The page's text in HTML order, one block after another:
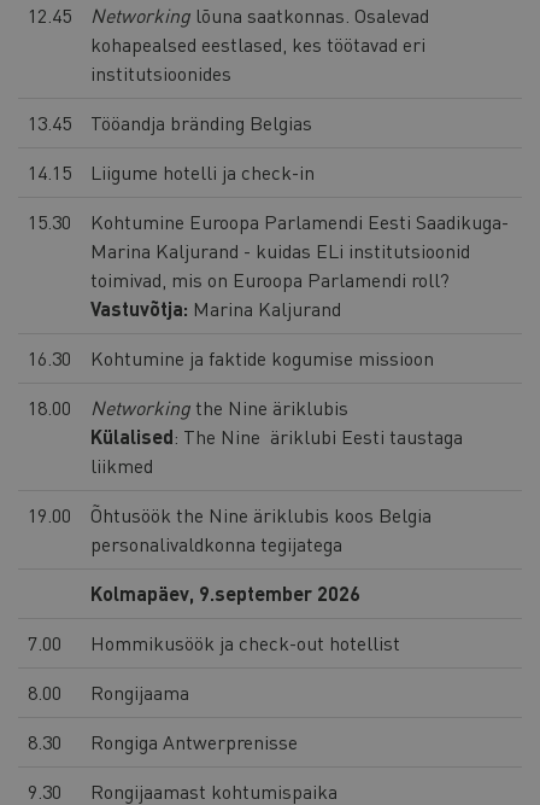
12.45
Networking lõuna saatkonnas. Osalevad
kohapealsed eestlased, kes töötavad eri
institutsioonides
13.45
Tööandja bränding Belgias
14.15
Liigume hotelli ja check-in
15.30
Kohtumine Euroopa Parlamendi Eesti Saadikuga-
Marina Kaljurand - kuidas ELi institutsioonid
toimivad, mis on Euroopa Parlamendi roll?
Vastuvõtja: Marina Kaljurand
16.30
Kohtumine ja faktide kogumise missioon
18.00
Networking the Nine äriklubis
Külalised: The Nine äriklubi Eesti taustaga
liikmed
19.00
Õhtusöök the Nine äriklubis koos Belgia
personalivaldkonna tegijatega
Kolmapäev, 9.september 2026
7.00
Hommikusöök ja check-out hotellist
8.00
Rongijaama
8.30
Rongiga Antwerprenisse
9.30
Rongijaamast kohtumispaika